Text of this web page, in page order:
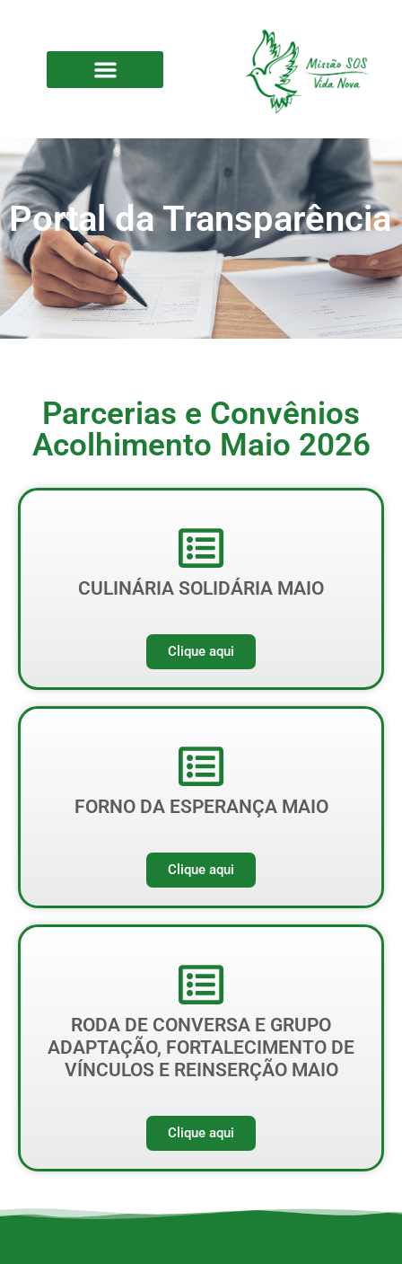
Portal da Transparência
Parcerias e Convênios
Acolhimento Maio 2026
CULINÁRIA SOLIDÁRIA MAIO
Clique aqui
FORNO DA ESPERANÇA MAIO
Clique aqui
RODA DE CONVERSA E GRUPO
ADAPTAÇÃO, FORTALECIMENTO DE
VÍNCULOS E REINSERÇÃO MAIO
Clique aqui